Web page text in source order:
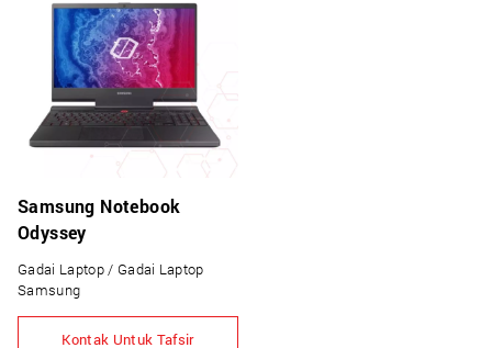
Samsung Notebook
Odyssey
Gadai Laptop / Gadai Laptop
Samsung
Kontak Untuk Tafsir